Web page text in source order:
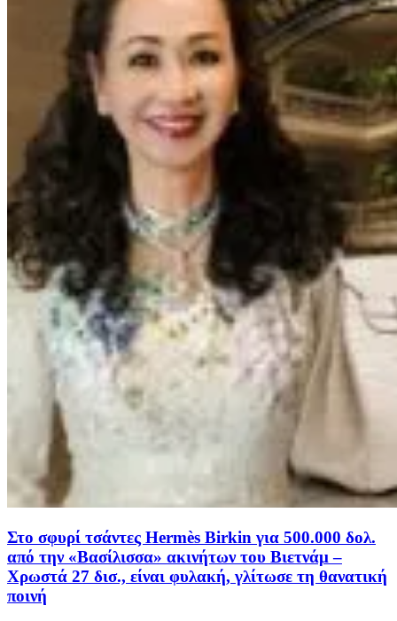
Στο σφυρί τσάντες Hermès Birkin για 500.000 δολ.
από την «Βασίλισσα» ακινήτων του Βιετνάμ –
Χρωστά 27 δισ., είναι φυλακή, γλίτωσε τη θανατική
ποινή